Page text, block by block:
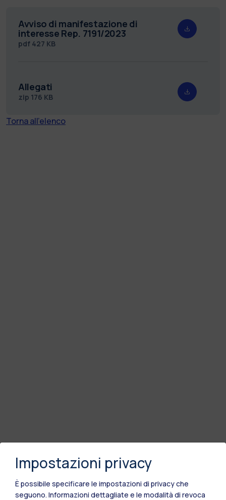
Avviso di manifestazione di
interesse Rep. 7191/2023
pdf 427 KB
Allegati
zip 176 KB
Torna all'elenco
Impostazioni privacy
È possibile specificare le impostazioni di privacy che
seguono. Informazioni dettagliate e le modalità di revoca